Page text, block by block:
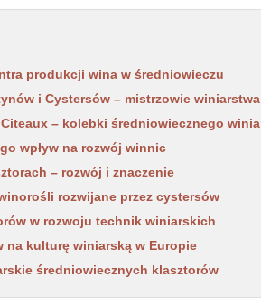
produkcji wina w średniowieczu
i Cystersów – mistrzowie winiarstwa
– kolebki średniowiecznego
wpływ na rozwój winnic
– rozwój i znaczenie
rozwijane przez cystersów
w rozwoju technik winiarskich
na kulturę winiarską w Europie
średniowiecznych klasztorów